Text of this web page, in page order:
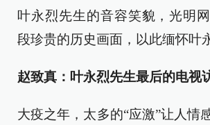
叶永烈先生的音容笑貌，光明
段珍贵的历史画面，以此缅怀叶
赵致真：叶永烈先生最后的电视
大疫之年，太多的“应激”让人情